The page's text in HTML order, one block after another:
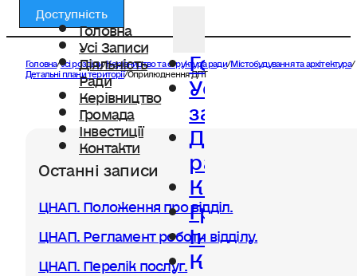
Головна
Усі Записи
Діяльність
Ради
Керівництво
Громада
Інвестиції
Контакти
Головна
Усі
записи
Діяльність
ради
Керівництво
Громада
Інвестиції
Контакти
Доступність
Головна/Усі розділи/Керівництво та структура ради/Містобудування та архітектура/
Детальні плани території/Оприлюднення ДПТ
Останні записи
ЦНАП. Положення про відділ.
ЦНАП. Регламент роботи відділу.
ЦНАП. Перелік послуг.